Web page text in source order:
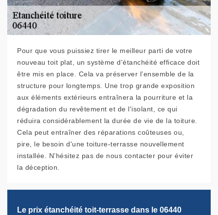
Pour que vous puissiez tirer le meilleur parti de votre
nouveau toit plat, un système d'étanchéité efficace doit
être mis en place. Cela va préserver l’ensemble de la
structure pour longtemps. Une trop grande exposition
aux éléments extérieurs entraînera la pourriture et la
dégradation du revêtement et de l'isolant, ce qui
réduira considérablement la durée de vie de la toiture.
Cela peut entraîner des réparations coûteuses ou,
pire, le besoin d'une toiture-terrasse nouvellement
installée. N’hésitez pas de nous contacter pour éviter
la déception.
Le prix étanchéité toit-terrasse dans le 06440